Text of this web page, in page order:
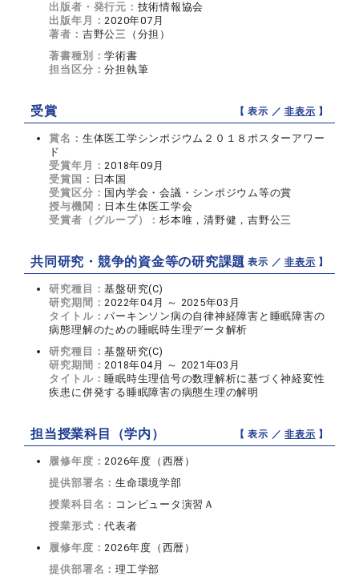
出版者・発行元： 技術情報協会
出版年月：2020年07月
著者： 吉野公三（分担）
著書種別：学術書
担当区分：分担執筆
受賞 【 表示 ／非表示 】
賞名： 生体医工学シンポジウム２０１８ポスターアワー
ド
受賞年月：2018年09月
受賞国： 日本国
受賞区分： 国内学会・会議・シンポジウム等の賞
授与機関： 日本生体医工学会
受賞者（グループ）：杉本唯，清野健，吉野公三
共同研究・競争的資金等の研究課題【 表示 ／非表示 】
研究種目：基盤研究(C)
研究期間：2022年04月 ～ 2025年03月
タイトル：パーキンソン病の自律神経障害と睡眠障害の
病態理解のための睡眠時生理データ解析
研究種目：基盤研究(C)
研究期間：2018年04月 ～ 2021年03月
タイトル： 睡眠時生理信号の数理解析に基づく神経変性
疾患に併発する睡眠障害の病態生理の解明
担当授業科目（学内） 【 表示 ／非表示 】
履修年度：2026年度（西暦）
提供部署名：生命環境学部
授業科目名： コンピュータ演習Ａ
授業形式：代表者
履修年度：2026年度（西暦）
提供部署名：理工学部